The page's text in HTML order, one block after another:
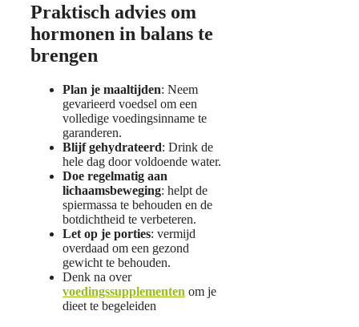
Praktisch advies om
hormonen in balans te
brengen
Plan je maaltijden: Neem
gevarieerd voedsel om een
volledige voedingsinname te
garanderen.
Blijf gehydrateerd: Drink de
hele dag door voldoende water.
Doe regelmatig aan
lichaamsbeweging: helpt de
spiermassa te behouden en de
botdichtheid te verbeteren.
Let op je porties: vermijd
overdaad om een gezond
gewicht te behouden.
Denk na over
voedingssupplementen om je
dieet te begeleiden